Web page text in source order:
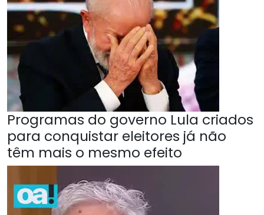
Programas do governo Lula criados
para conquistar eleitores já não
têm mais o mesmo efeito